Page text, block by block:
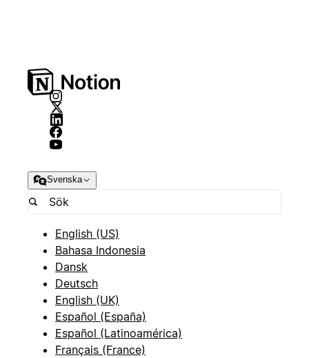
Svenska
English (US)
Bahasa Indonesia
Dansk
Deutsch
English (UK)
Español (España)
Español (Latinoamérica)
Français (France)